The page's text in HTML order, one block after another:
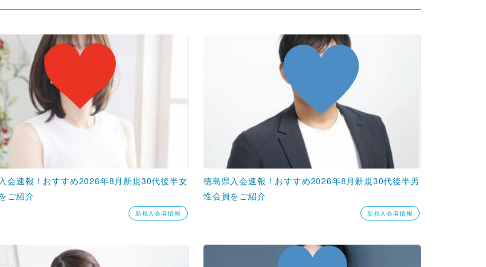
会速報！おすすめ2026年8月新規30代後半女
ご紹介
新規入会者情報
徳島県入会速報！おすすめ2026年8月新規30代後半男
性会員をご紹介
新規入会者情報